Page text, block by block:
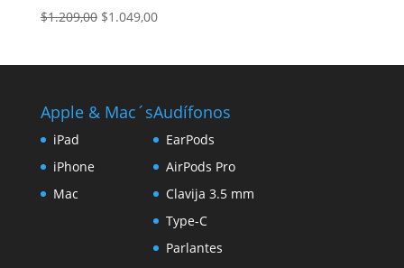
$1.209,00 El
$1.049,00El
Apple & Mac´s
iPad
iPhone
Mac
Audífonos
EarPods
AirPods Pro
Clavija 3.5 mm
Type-C
Parlantes